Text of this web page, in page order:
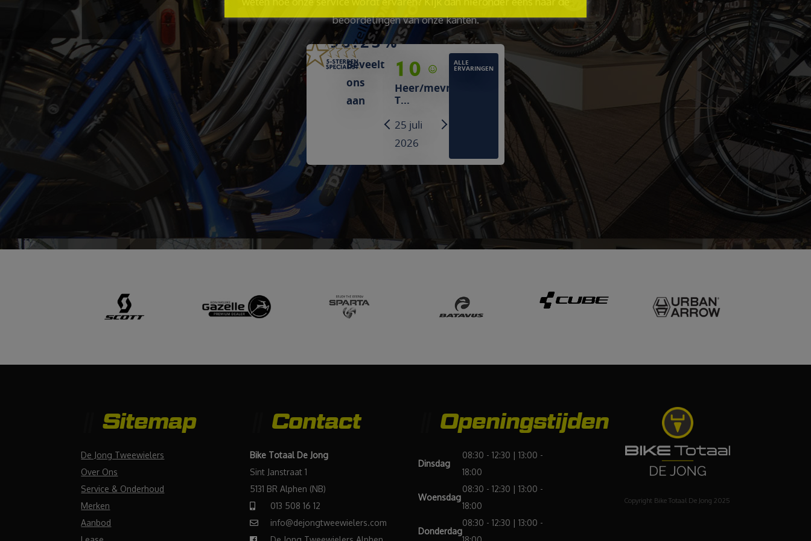
beoordelingen van onze kanten.
98.23%
Beveelt
ons
aan
10
Heer/mevrouw
tussen
verschillende
fietsmerken."
9
Heer/mevrouw
Broeders
25 juli
2026
"We
werden
geholpen,
vriendelijke
ALLE
ERVARINGEN
Sitemap
De Jong Tweewielers
Over Ons
Service & Onderhoud
Merken
Aanbod
Contact
Bike Totaal De Jong
Sint Janstraat 1
5131 BR Alphen (NB)
013 508 16 12
info@dejongtweewielers.com
Openingstijden
Dinsdag
08:30 - 12:30 | 13:00 -
18:00
Woensdag
08:30 - 12:30 | 13:00 -
18:00
Donderdag
08:30 - 12:30 | 13:00 -
Copyright Bike Totaal De Jong 2025